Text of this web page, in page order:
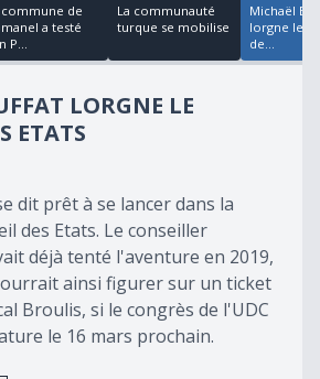
commune de
a testé
P...
La communauté
turque se mobilise
Michaël
lorgne le
de...
LORGNE LE
ETATS
dit prêt à se lancer dans la
des Etats. Le conseiller
déjà tenté l'aventure en 2019,
ainsi figurer sur un ticket
Broulis, si le congrès de l'UDC
le 16 mars prochain.